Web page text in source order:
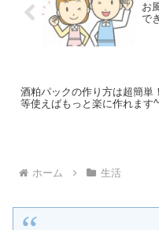
お
で
酒粕パックの作り方は超簡単
等使えばもっと楽に作れます
ホーム 生活